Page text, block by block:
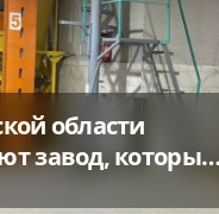
области
завод, который
90% товаров за